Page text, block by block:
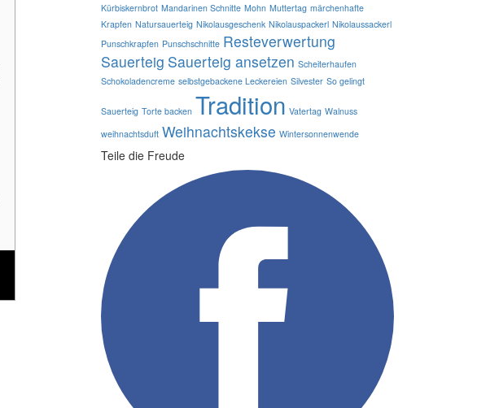
Kürbiskernbrot Mandarinen Schnitte Mohn Muttertag märchenhafte
Krapfen Natursauerteig Nikolausgeschenk Nikolauspackerl Nikolaussackerl
Punschkrapfen Punschschnitte Resteverwertung
Sauerteig Sauerteig ansetzen Scheiterhaufen
Schokoladencreme selbstgebackene Leckereien Silvester So gelingt
Sauerteig Torte backen Tradition Vatertag Walnuss
weihnachtsduft Weihnachtskekse Wintersonnenwende
Teile die Freude